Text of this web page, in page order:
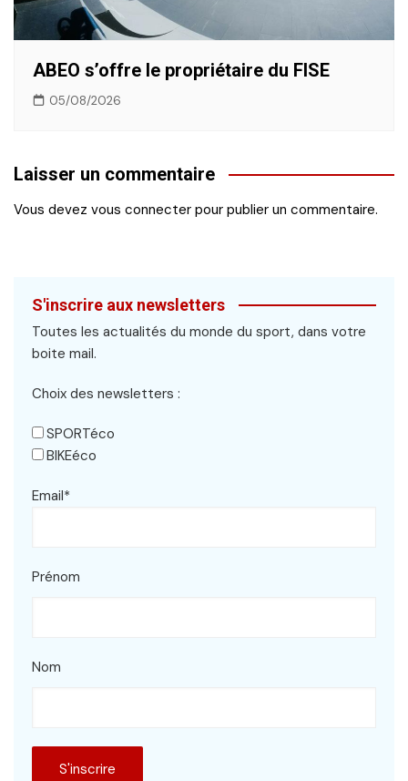
ABEO s’offre le propriétaire du FISE
05/08/2026
Laisser un commentaire
Vous devez vous connecter pour publier un commentaire.
S'inscrire aux newsletters
Toutes les actualités du monde du sport, dans votre
boite mail.
Choix des newsletters :
SPORTéco
BIKEéco
Email*
Prénom
Nom